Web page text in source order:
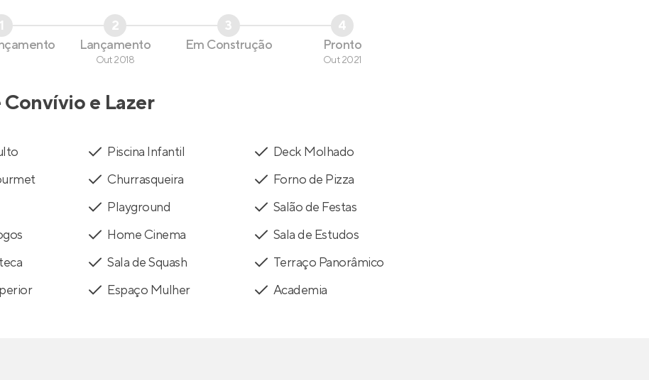
1
2
Lançamento
Out 2018
3
Em Construção
4
Pronto
Out 2021
Convívio e Lazer
Piscina Infantil
Deck Molhado
Churrasqueira
Forno de Pizza
Playground
Salão de Festas
Home Cinema
Sala de Estudos
Sala de Squash
Terraço Panorâmico
Espaço Mulher Academia